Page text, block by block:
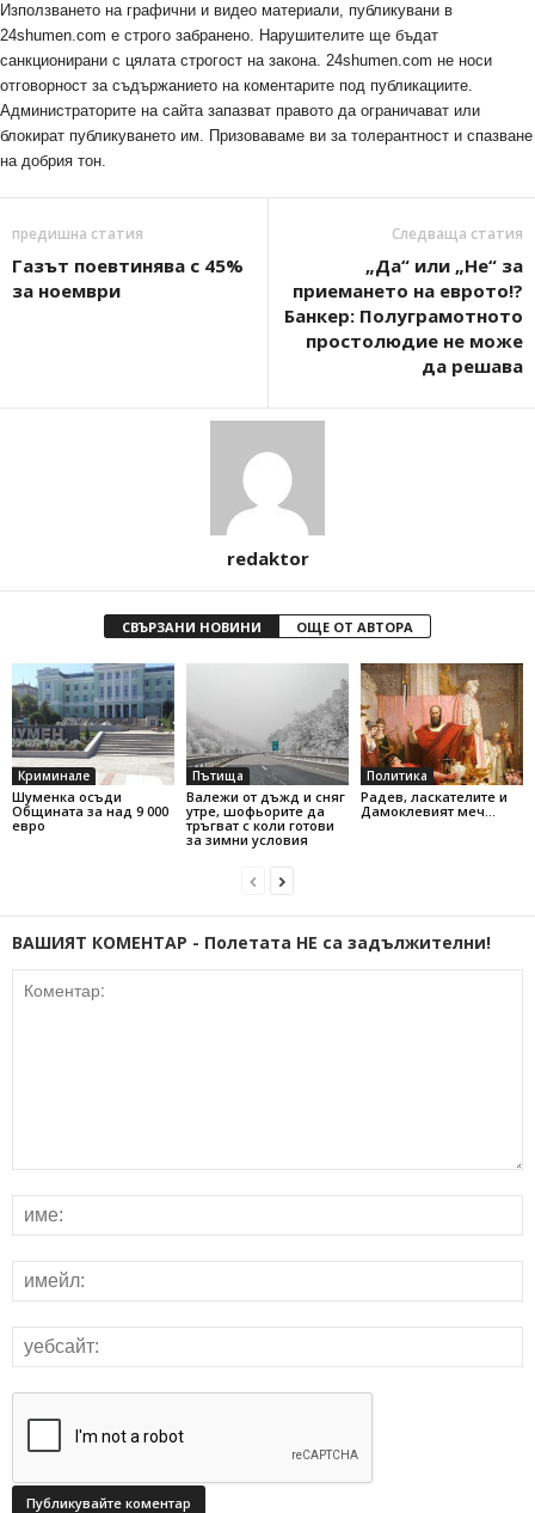
Използването на графични и видео материали, публикувани в
24shumen.com е строго забранено. Нарушителите ще бъдат
санкционирани с цялата строгост на закона. 24shumen.com не носи
отговорност за съдържанието на коментарите под публикациите.
Администраторите на сайта запазват правото да ограничават или
блокират публикуването им. Призоваваме ви за толерантност и спазване
на добрия тон.
предишна статия
Газът поевтинява с 45%
за ноември
Следваща статия
„Да“ или „Не“ за
приемането на еврото!?
Банкер: Полуграмотното
простолюдие не може
да решава
redaktor
СВЪРЗАНИ НОВИНИ ОЩЕ ОТ АВТОРА
Криминале
Шуменка осъди
Общината за над 9 000
евро
Пътища
Валежи от дъжд и сняг
утре, шофьорите да
тръгват с коли готови
за зимни условия
Политика
Радев, ласкателите и
Дамоклевият меч…
ВАШИЯТ КОМЕНТАР - Полетата НЕ са задължителни!